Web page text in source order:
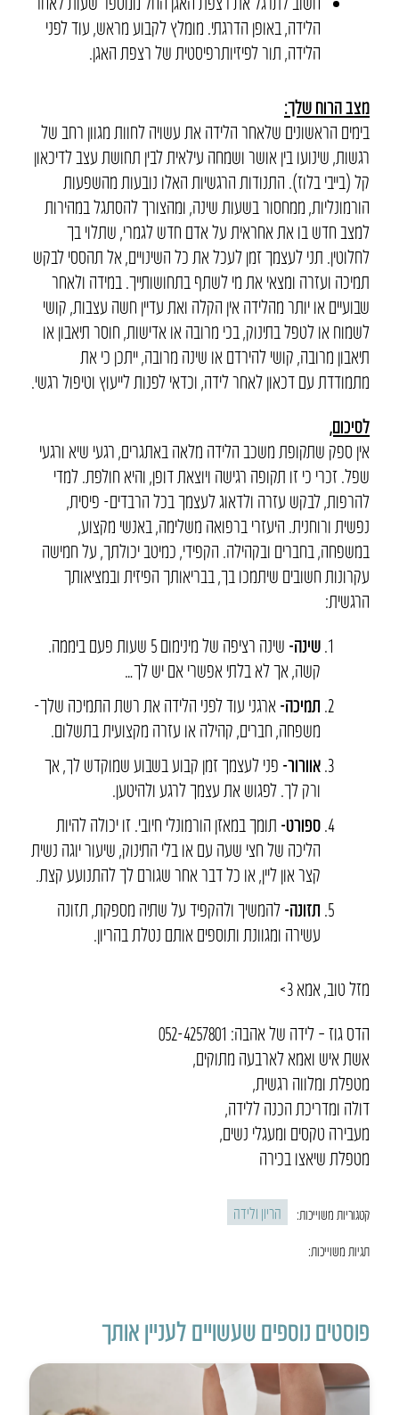
הלידה, באופן הדרגתי. מומלץ לקבוע מראש, עוד לפני
הלידה, תור לפיזיותרפיסטית של רצפת האגן.
מצב הרוח שלך:
בימים הראשונים שלאחר הלידה את עשויה לחוות מגוון רחב של
רגשות, שינועו בין אושר ושמחה עילאית לבין תחושת עצב לדיכאון
קל (בייבי בלוז). התנודות הרגשיות האלו נובעות מהשפעות
הורמונליות, ממחסור בשעות שינה, ומהצורך להסתגל במהירות
למצב חדש בו את אחראית על אדם חדש לגמרי, שתלוי בך
לחלוטין. תני לעצמך זמן לעכל את כל השינויים, אל תהססי לבקש
תמיכה ועזרה ומצאי את מי לשתף בתחושותייך. במידה ולאחר
שבועיים או יותר מהלידה אין הקלה ואת עדיין חשה עצבות, קושי
לשמוח או לטפל בתינוק, בכי מרובה או אדישות, חוסר תיאבון או
תיאבון מרובה, קושי להירדם או שינה מרובה, ייתכן כי את
מתמודדת עם דכאון לאחר לידה, וכדאי לפנות לייעוץ וטיפול רגשי.
לסיכום,
אין ספק שתקופת משכב הלידה מלאה באתגרים, רגעי שיא ורגעי
שפל. זכרי כי זו תקופה רגישה ויוצאת דופן, והיא חולפת. למדי
להרפות, לבקש עזרה ולדאוג לעצמך בכל הרבדים- פיסית,
נפשית ורוחנית. היעזרי ברפואה משלימה, באנשי מקצוע,
במשפחה, בחברים ובקהילה. הקפידי, כמיטב יכולתך, על חמישה
עקרונות חשובים שיתמכו בך, בבריאותך הפיזית ובמציאותך
הרגשית:
שינה-
שינה רציפה של מינימום 5 שעות פעם ביממה.
קשה, אך לא בלתי אפשרי אם יש לך…
תמיכה- ארגני עוד לפני הלידה את רשת התמיכה שלך-
משפחה, חברים, קהילה או עזרה מקצועית בתשלום.
אוורור- פני לעצמך זמן קבוע בשבוע שמוקדש לך, אך
ורק לך. לפגוש את עצמך לרגע ולהיטען.
ספורט- תומך במאזן הורמונלי חיובי. זו יכולה להיות
הליכה של חצי שעה עם או בלי התינוק, שיעור יוגה נשית
קצר און ליין, או כל דבר אחר שגורם לך להתנועע קצת.
תזונה-להמשיך ולהקפיד על שתיה מספקת, תזונה
עשירה ומגוונת ותוספים אותם נטלת בהריון.
מזל טוב, אמא 3>
הדס גוז – לידה של אהבה: 052-4257801
אשת איש ואמא לארבעה מתוקים,
מטפלת ומלווה רגשית,
דולה ומדריכת הכנה ללידה,
מעבירה טקסים ומעגלי נשים,
מטפלת שיאצו בכירה
קטגוריות משוייכות: הריון ולידה
תגיות משוייכות:
פוסטים נוספים שעשויים לעניין אותך